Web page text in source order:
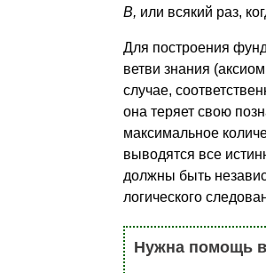
В, или всякий раз,
Для построения
ветви знания
случае,
она теряет свою
максимальное
выводятся все
должны быть
логического
Нужна помощь